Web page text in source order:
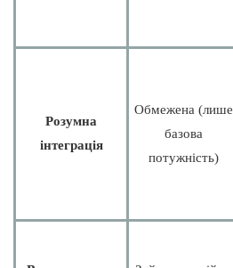
Розумна
інтеграція
Обмежена (лише
базова
потужність)